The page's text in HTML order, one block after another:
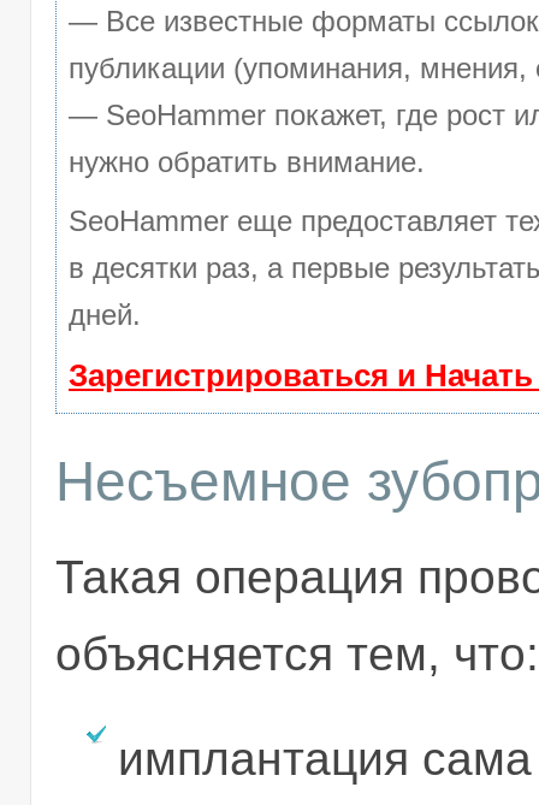
— Все известные форматы
публикации (упоминания, мнения,
— SeoHammer покажет, где рост
нужно обратить внимание.
SeoHammer еще предоставляет
в десятки раз, а первые
дней.
Зарегистрироваться и
Несъемное
Такая операция
объясняется тем, что:
имплантация